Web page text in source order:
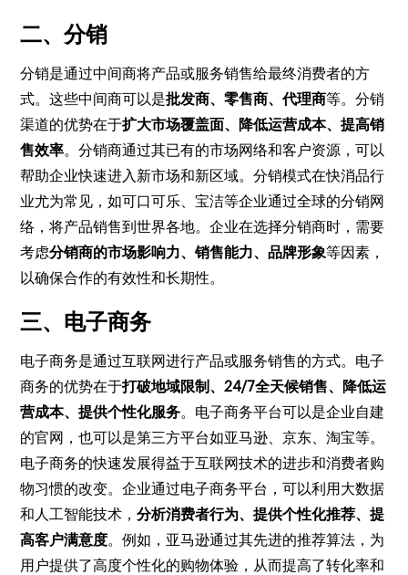
二、分销
分销是通过中间商将产品或服务销售给最终消费者的方
式。这些中间商可以是批发商、零售商、代理商等。分销
渠道的优势在于扩大市场覆盖面、降低运营成本、提高销
售效率。分销商通过其已有的市场网络和客户资源，可以
帮助企业快速进入新市场和新区域。分销模式在快消品行
业尤为常见，如可口可乐、宝洁等企业通过全球的分销网
络，将产品销售到世界各地。企业在选择分销商时，需要
考虑分销商的市场影响力、销售能力、品牌形象等因素，
以确保合作的有效性和长期性。
三、电子商务
电子商务是通过互联网进行产品或服务销售的方式。电子
商务的优势在于打破地域限制、24/7全天候销售、降低运
营成本、提供个性化服务。电子商务平台可以是企业自建
的官网，也可以是第三方平台如亚马逊、京东、淘宝等。
电子商务的快速发展得益于互联网技术的进步和消费者购
物习惯的改变。企业通过电子商务平台，可以利用大数据
和人工智能技术，分析消费者行为、提供个性化推荐、提
高客户满意度。例如，亚马逊通过其先进的推荐算法，为
用户提供了高度个性化的购物体验，从而提高了转化率和